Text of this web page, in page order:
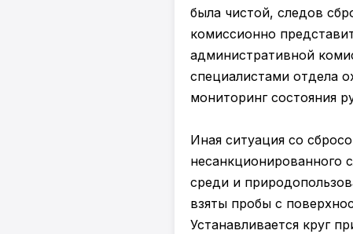
была чистой, следов
комиссионно
административной
специалистами отдела
мониторинг состояния
Иная ситуация со
несанкционированного
среди и
взяты пробы с
Устанавливается круг